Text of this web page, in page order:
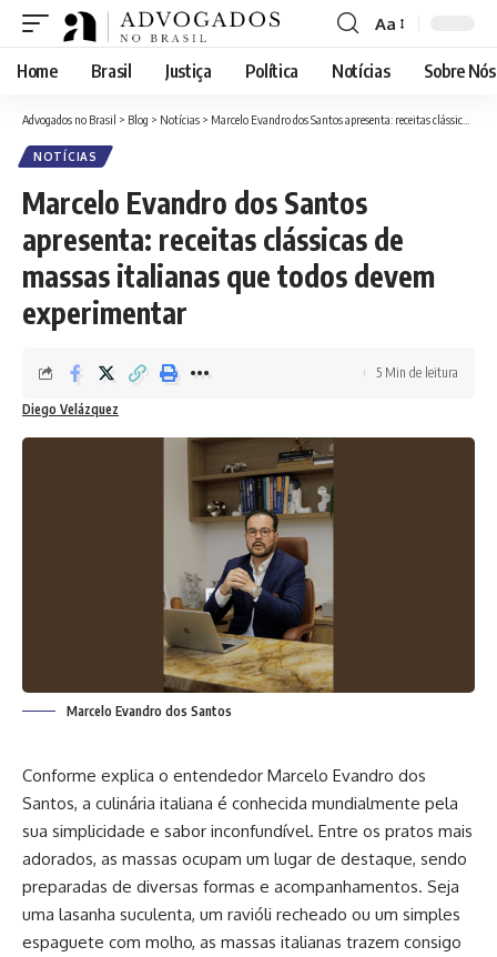
Font
Resizer
Aa
Home Brasil Justiça Política Notícias Sobre Nós
Advogados no Brasil > Blog > Notícias > Marcelo Evandro dos Santos apresenta: receitas clássicas de massas italianas que todos devem experimentar
NOTÍCIAS
Marcelo Evandro dos Santos
apresenta: receitas clássicas de
massas italianas que todos devem
experimentar
Diego Velázquez
5 Min de leitura
Marcelo Evandro dos Santos
Conforme explica o entendedor Marcelo Evandro dos
Santos, a culinária italiana é conhecida mundialmente pela
sua simplicidade e sabor inconfundível. Entre os pratos mais
adorados, as massas ocupam um lugar de destaque, sendo
preparadas de diversas formas e acompanhamentos. Seja
uma lasanha suculenta, um ravióli recheado ou um simples
espaguete com molho, as massas italianas trazem consigo